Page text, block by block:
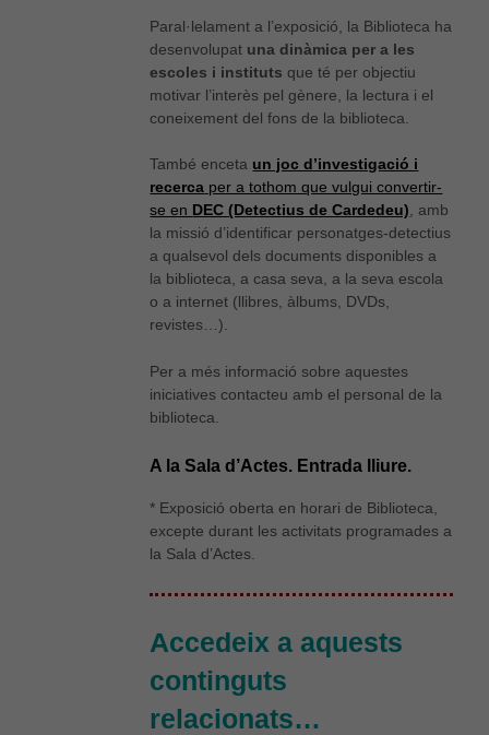
Paral·lelament a l’exposició, la Biblioteca ha
desenvolupat una dinàmica per a les
escoles i instituts que té per objectiu
motivar l’interès pel gènere, la lectura i el
coneixement del fons de la biblioteca.
També enceta un joc d’investigació i
recerca per a tothom que vulgui convertir-
se en DEC (Detectius de Cardedeu), amb
la missió d’identificar personatges-detectius
a qualsevol dels documents disponibles a
la biblioteca, a casa seva, a la seva escola
o a internet (llibres, àlbums, DVDs,
revistes…).
Per a més informació sobre aquestes
iniciatives contacteu amb el personal de la
biblioteca.
A la Sala d’Actes. Entrada lliure.
* Exposició oberta en horari de Biblioteca,
excepte durant les activitats programades a
la Sala d’Actes.
Accedeix a aquests
continguts
relacionats…
són
són
per al bon